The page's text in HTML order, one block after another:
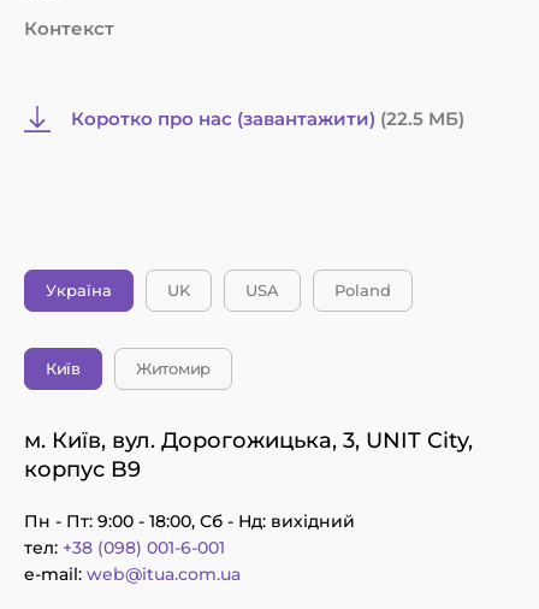
Контекст
Коротко про нас (завантажити) (22.5 MБ)
Україна UK USA Poland
Київ Житомир
м. Київ, вул. Дорогожицька, 3, UNIT City,
корпус B9
Пн - Пт: 9:00 - 18:00, Сб - Нд: вихідний
тел: +38 (098) 001-6-001
e-mail: web@itua.com.ua